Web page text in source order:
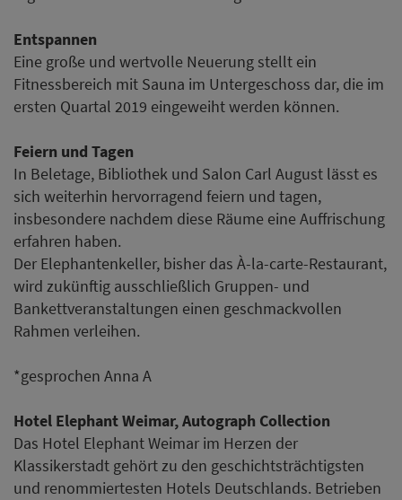
Entspannen
Eine große und wertvolle Neuerung stellt ein
Fitnessbereich mit Sauna im Untergeschoss dar, die im
ersten Quartal 2019 eingeweiht werden können.
Feiern und Tagen
In Beletage, Bibliothek und Salon Carl August lässt es
sich weiterhin hervorragend feiern und tagen,
insbesondere nachdem diese Räume eine Auffrischung
erfahren haben.
Der Elephantenkeller, bisher das À-la-carte-Restaurant,
wird zukünftig ausschließlich Gruppen- und
Bankettveranstaltungen einen geschmackvollen
Rahmen verleihen.
*gesprochen Anna A
Hotel Elephant Weimar, Autograph Collection
Das Hotel Elephant Weimar im Herzen der
Klassikerstadt gehört zu den geschichtsträchtigsten
und renommiertesten Hotels Deutschlands. Betrieben